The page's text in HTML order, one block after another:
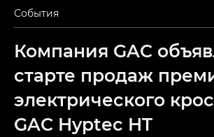
События
Компания GAC
старте продаж
электрического
GAC Hyptec HT